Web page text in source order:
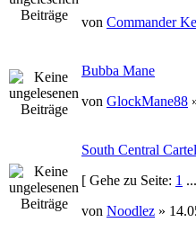
von Commander
Bubba Mane
von GlockMane88
South Central Cartel
[ Gehe zu Seite: 1 ...
von Noodlez »